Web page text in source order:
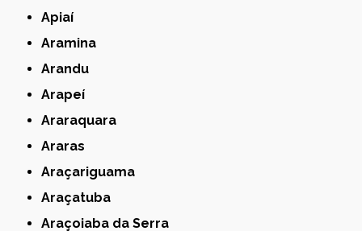
Apiaí
Aramina
Arandu
Arapeí
Araraquara
Araras
Araçariguama
Araçatuba
Araçoiaba da Serra